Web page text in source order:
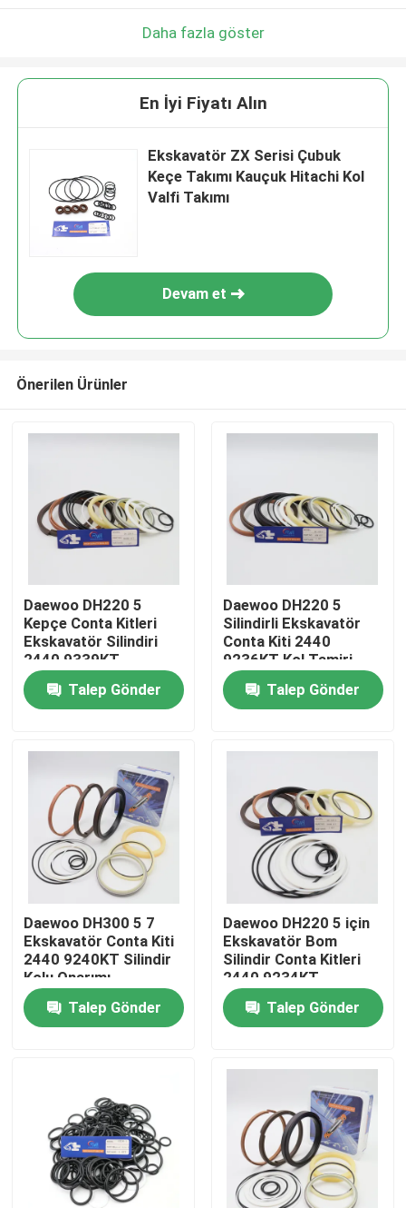
Ev
videolar
Hakkımızda
Kalite kontrol
Bize Ulaşın
Vakalar
Hidrolik Kırıcı Conta Takımı
Daha fazla göster
En İyi Fiyatı Alın
Ekskavatör ZX Serisi Çubuk
Keçe Takımı Kauçuk Hitachi Kol
Valfi Takımı
Devam et
Önerilen Ürünler
Daewoo DH220 5
Kepçe Conta Kitleri
Ekskavatör Silindiri
2440 9339KT
Talep Gönder
Daewoo DH220 5
Silindirli Ekskavatör
Conta Kiti 2440
9236KT Kol Tamiri
Talep Gönder
Daewoo DH300 5 7
Ekskavatör Conta Kiti
2440 9240KT Silindir
Kolu Onarımı
Talep Gönder
Daewoo DH220 5 için
Ekskavatör Bom
Silindir Conta Kitleri
2440 9234KT
Talep Gönder